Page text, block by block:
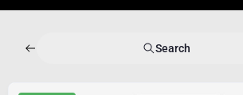
Search